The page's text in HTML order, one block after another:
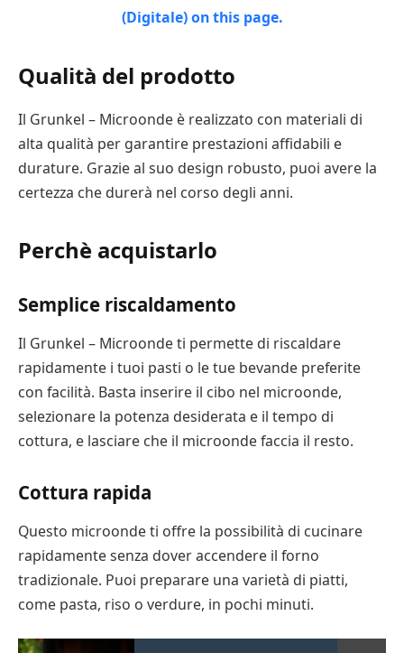
Qualità del prodotto
Il Grunkel – Microonde è realizzato con materiali di
alta qualità per garantire prestazioni affidabili e
durature. Grazie al suo design robusto, puoi avere la
certezza che durerà nel corso degli anni.
Perchè acquistarlo
Semplice riscaldamento
Il Grunkel – Microonde ti permette di riscaldare
rapidamente i tuoi pasti o le tue bevande preferite
con facilità. Basta inserire il cibo nel microonde,
selezionare la potenza desiderata e il tempo di
cottura, e lasciare che il microonde faccia il resto.
Cottura rapida
Questo microonde ti offre la possibilità di cucinare
rapidamente senza dover accendere il forno
tradizionale. Puoi preparare una varietà di piatti,
come pasta, riso o verdure, in pochi minuti.